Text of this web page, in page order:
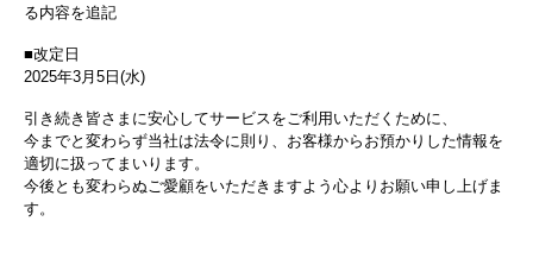
る内容を追記
■改定日
2025年3月5日(水)
引き続き皆さまに安心してサービスをご利用いただくために、
今までと変わらず当社は法令に則り、お客様からお預かりした情報を
適切に扱ってまいります。
今後とも変わらぬご愛顧をいただきますよう心よりお願い申し上げま
す。